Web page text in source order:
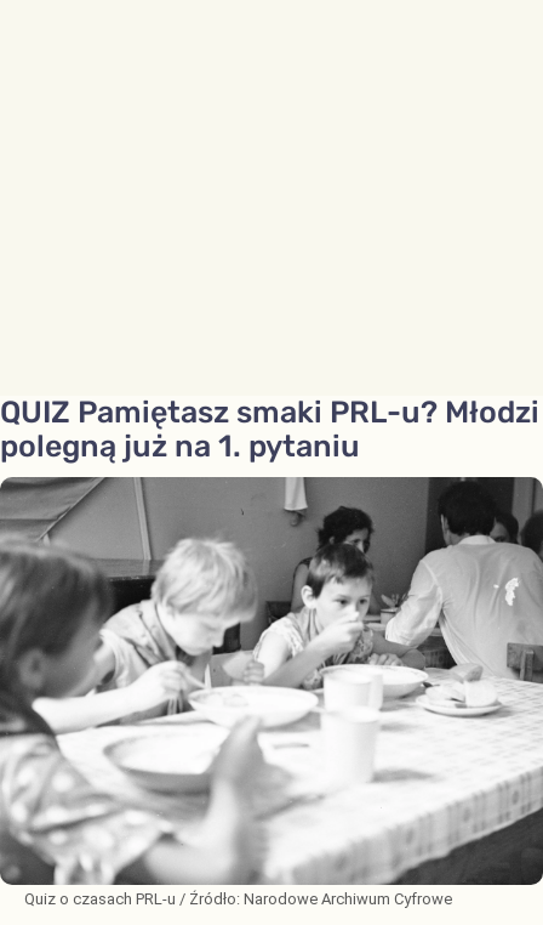
QUIZ Pamiętasz smaki PRL-u? Młodzi
polegną już na 1. pytaniu
Quiz o czasach PRL-u / Źródło: Narodowe Archiwum Cyfrowe